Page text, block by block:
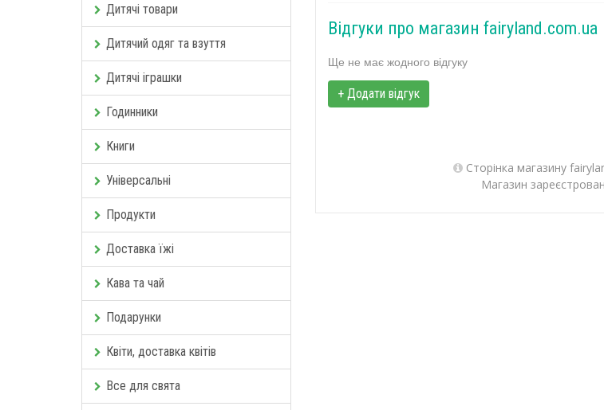
Дитячі товари
Дитячий одяг та взуття
Дитячі іграшки
Годинники
Книги
Універсальні
Продукти
Доставка їжі
Кава та чай
Подарунки
Квіти, доставка квітів
Все для свята
Відгуки про магазин fairyland.com.ua
Ще не має жодного відгуку
+ Додати відгук
Сторінка магазину
Магазин